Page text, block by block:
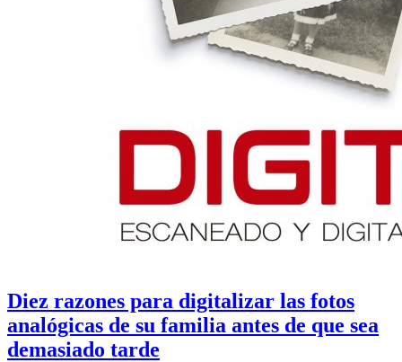
Diez razones para digitalizar las fotos
analógicas de su familia antes de que sea
demasiado tarde